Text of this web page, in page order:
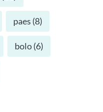
paes (8)
bolo(6)